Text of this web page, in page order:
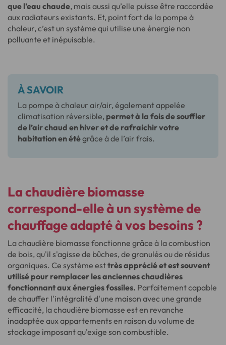
que l’eau chaude, mais aussi qu’elle puisse être raccordée
aux radiateurs existants. Et, point fort de la pompe à
chaleur, c’est un système qui utilise une énergie non
polluante et inépuisable.
À SAVOIR
La pompe à chaleur air/air, également appelée
climatisation réversible, permet à la fois de souffler
de l’air chaud en hiver et de rafraichir votre
habitation en étégrâce à de l’air frais.
La chaudière biomasse
correspond-elle à un système de
chauffage adapté à vos besoins ?
La chaudière biomasse fonctionne grâce à la combustion
de bois, qu'il s'agisse de bûches, de granulés ou de résidus
organiques. Ce système esttrès apprécié et est souvent
utilisé pour remplacer les anciennes chaudières
fonctionnant aux énergies fossiles. Parfaitement capable
de chauffer l'intégralité d'une maison avec une grande
efficacité, la chaudière biomasse est en revanche
inadaptée aux appartements en raison du volume de
stockage imposant qu'exige son combustible.